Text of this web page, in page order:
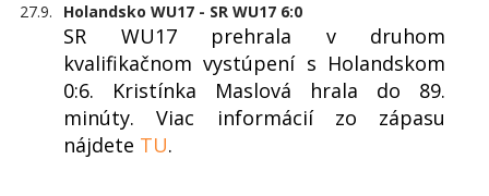
27.9. Holandsko WU17 - SR WU17 6:0
SR WU17 prehrala v druhom
kvalifikačnom vystúpení s Holandskom
0:6. Kristínka Maslová hrala do 89.
minúty. Viac informácií zo zápasu
nájdete TU.